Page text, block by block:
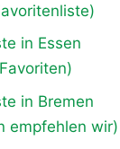
in Essen
in Bremen
empfehlen wir)